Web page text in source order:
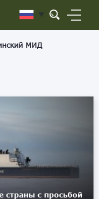
МИД
страны с просьбой